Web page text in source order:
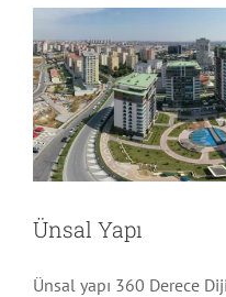
Ünsal Yapı
Ünsal yapı 360 Derece